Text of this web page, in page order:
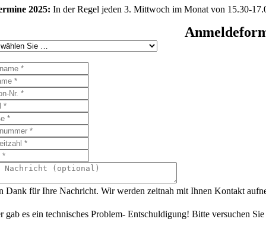
2025: In der Regel jeden 3. Mittwoch im Monat von 15.30-
Dank für Ihre Nachricht. Wir werden zeitnah mit Ihnen Kontakt
gab es ein technisches Problem- Entschuldigung! Bitte versuchen